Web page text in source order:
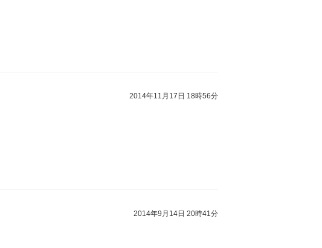
2014年11月17日 18時56分
2014年9月14日 20時41分